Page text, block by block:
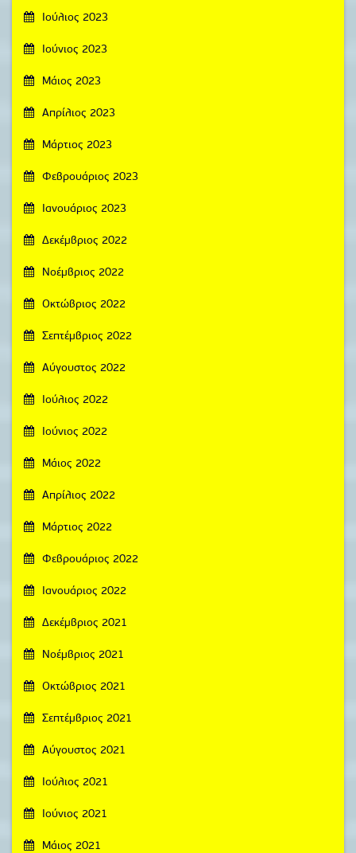
Ιούλιος 2023
Ιούνιος 2023
Μάιος 2023
Απρίλιος 2023
Μάρτιος 2023
Φεβρουάριος 2023
Ιανουάριος 2023
Δεκέμβριος 2022
Νοέμβριος 2022
Οκτώβριος 2022
Σεπτέμβριος 2022
Αύγουστος 2022
Ιούλιος 2022
Ιούνιος 2022
Μάιος 2022
Απρίλιος 2022
Μάρτιος 2022
Φεβρουάριος 2022
Ιανουάριος 2022
Δεκέμβριος 2021
Νοέμβριος 2021
Οκτώβριος 2021
Σεπτέμβριος 2021
Αύγουστος 2021
Ιούλιος 2021
Ιούνιος 2021
Μάιος 2021